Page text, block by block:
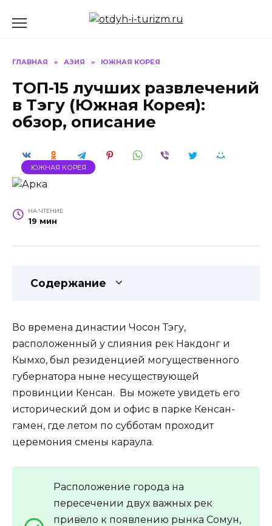
ГЛАВНАЯ » АЗИЯ » ЮЖНАЯ КОРЕЯ
ТОП-15 лучших развлечений
в Тэгу (Южная Корея):
обзор, описание
ЮЖНАЯ КОРЕЯ
НА ЧТЕНИЕ
19 мин
Содержание
Во времена династии Чосон Тэгу,
расположенный у слияния рек Накдонг и
Кымхо, был резиденцией могущественного
губернатора ныне несуществующей
провинции Кенсан. Вы можете увидеть его
исторический дом и офис в парке Кенсан-
гамен, где летом по субботам проходит
церемония смены караула.
Расположение города на
пересечении двух важных рек
привело к появлению рынка Сомун,